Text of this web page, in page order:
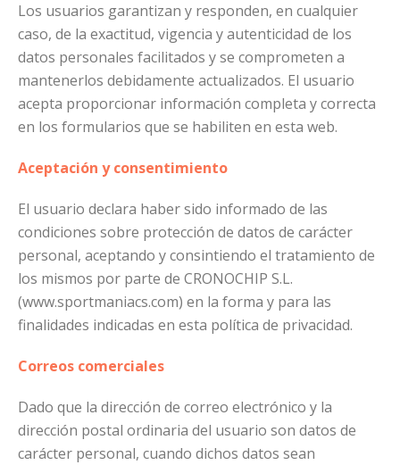
Los usuarios garantizan y responden, en cualquier
caso, de la exactitud, vigencia y autenticidad de los
datos personales facilitados y se comprometen a
mantenerlos debidamente actualizados. El usuario
acepta proporcionar información completa y correcta
en los formularios que se habiliten en esta web.
Aceptación y consentimiento
El usuario declara haber sido informado de las
condiciones sobre protección de datos de carácter
personal, aceptando y consintiendo el tratamiento de
los mismos por parte de CRONOCHIP S.L.
(www.sportmaniacs.com) en la forma y para las
finalidades indicadas en esta política de privacidad.
Correos comerciales
Dado que la dirección de correo electrónico y la
dirección postal ordinaria del usuario son datos de
carácter personal, cuando dichos datos sean